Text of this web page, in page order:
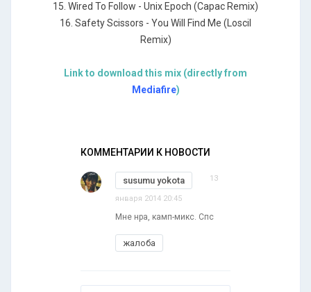
15. Wired To Follow - Unix Epoch (Capac Remix)
16. Safety Scissors - You Will Find Me (Loscil
Remix)
Link to download this mix (directly from
Mediafire)
КОММЕНТАРИИ К НОВОСТИ
susumu yokota 13
января 2014 20:45
Мне нра, камп-микс. Спс
жалоба